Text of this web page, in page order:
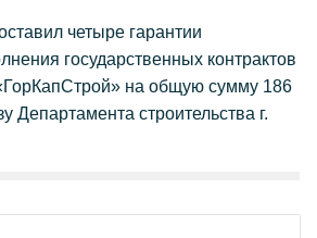
четыре гарантии
государственных контрактов
на общую сумму 186
Департамента строительства г.